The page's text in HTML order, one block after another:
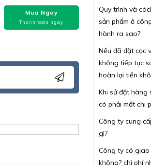
Mua Ngay
Thanh toán ngay
Quy trình và
sản phẩm ở
hành ra sao?
Nếu đã đặt cọc
không tiếp tục
hoàn lại tiền
Khi sử đặt hàng
có phải mất chi
Công ty cung
gì?
Công ty có
không? chi phí